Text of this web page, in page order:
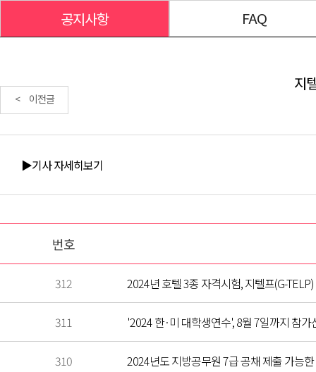
공지사항 FAQ
지
< 이전글
▶기사 자세히보기
번호
312 2024년 호텔 3종 자격시험, 지텔프(G-
311 '2024 한·미 대학생연수', 8월 7일까지 참가
310 2024년도 지방공무원 7급 공채 제출 가능